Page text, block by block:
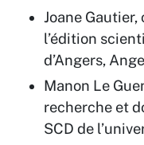
Joane Gautier,
l’édition
d’Angers,
Manon Le
recherche et
SCD de